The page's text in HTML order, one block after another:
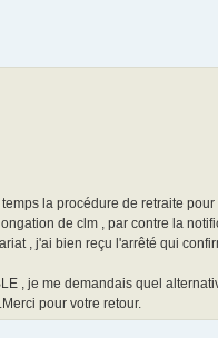
la procédure de retraite pour
de clm , par contre la
, j'ai bien reçu l'arrêté qui
, je me demandais quel
pour votre retour.